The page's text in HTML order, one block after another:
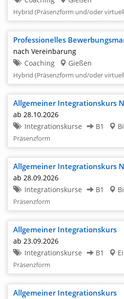
Hybrid (Präsenzform und/oder
Professionelles
nach Vereinbarung
Coaching
Gießen
Hybrid (Präsenzform und/oder
Allgemeiner Integrationskurs
ab 28.10.2026
Integrationskurse
B1
Präsenzform
Allgemeiner Integrationskurs
ab 28.09.2026
Integrationskurse
B1
Präsenzform
Allgemeiner Integrationskurs
ab 23.09.2026
Integrationskurse
B1
Präsenzform
Allgemeiner Integrationskurs